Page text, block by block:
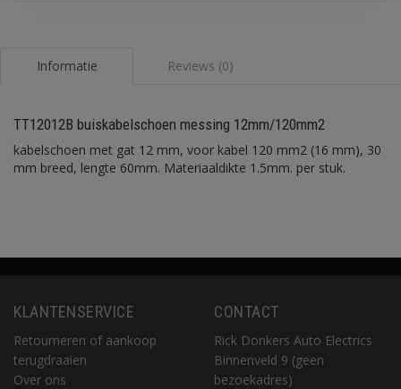
Informatie Reviews (0)
TT12012B buiskabelschoen messing 12mm/120mm2
kabelschoen met gat 12 mm, voor kabel 120 mm2 (16 mm), 30
mm breed, lengte 60mm. Materiaaldikte 1.5mm. per stuk.
KLANTENSERVICE
Retourneren of aankoop
terugdraaien
Over ons
CONTACT
Rick Donkers Auto Electrics
Binnenveld 9 (geen
bezoekadres)